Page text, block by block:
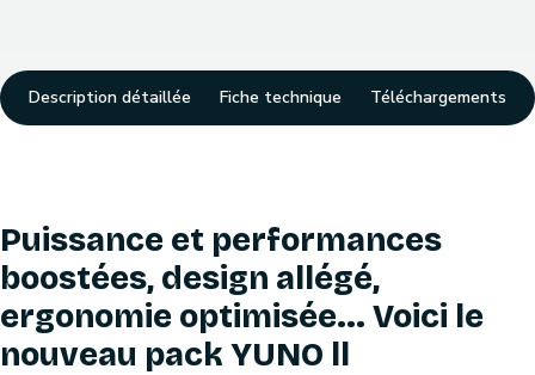
Description détaillée Fiche technique Téléchargements
Puissance et performances
boostées, design allégé,
ergonomie optimisée... Voici le
nouveau pack YUNO ll